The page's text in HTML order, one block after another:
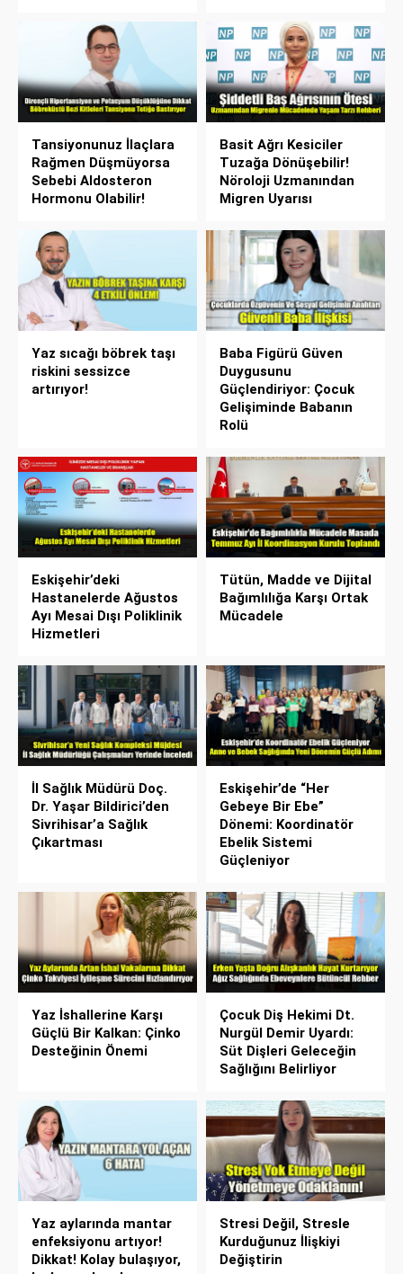
Tansiyonunuz İlaçlara
Rağmen Düşmüyorsa
Sebebi Aldosteron
Hormonu Olabilir!
Basit Ağrı Kesiciler
Tuzağa Dönüşebilir!
Nöroloji Uzmanından
Migren Uyarısı
Yaz sıcağı böbrek taşı
riskini sessizce
artırıyor!
Baba Figürü Güven
Duygusunu
Güçlendiriyor: Çocuk
Gelişiminde Babanın
Rolü
Eskişehir’deki
Hastanelerde Ağustos
Ayı Mesai Dışı Poliklinik
Hizmetleri
Tütün, Madde ve Dijital
Bağımlılığa Karşı Ortak
Mücadele
İl Sağlık Müdürü Doç.
Dr. Yaşar Bildirici’den
Sivrihisar’a Sağlık
Çıkartması
Eskişehir’de “Her
Gebeye Bir Ebe”
Dönemi: Koordinatör
Ebelik Sistemi
Güçleniyor
Yaz İshallerine Karşı
Güçlü Bir Kalkan: Çinko
Desteğinin Önemi
Çocuk Diş Hekimi Dt.
Nurgül Demir Uyardı:
Süt Dişleri Geleceğin
Sağlığını Belirliyor
Yaz aylarında mantar
enfeksiyonu artıyor!
Dikkat! Kolay bulaşıyor,
Stresi Değil, Stresle
Kurduğunuz İlişkiyi
Değiştirin